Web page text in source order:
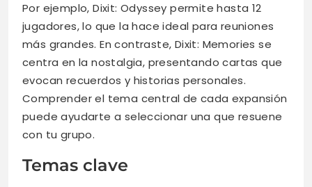
Por ejemplo, Dixit: Odyssey permite hasta 12
jugadores, lo que la hace ideal para reuniones
más grandes. En contraste, Dixit: Memories se
centra en la nostalgia, presentando cartas que
evocan recuerdos y historias personales.
Comprender el tema central de cada expansión
puede ayudarte a seleccionar una que resuene
con tu grupo.
Temas clave